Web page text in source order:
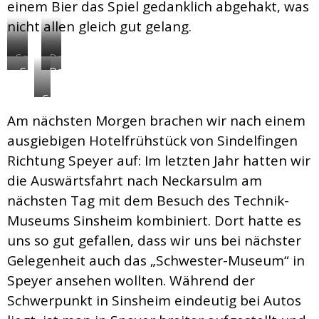
einem Bier das Spiel gedanklich abgehakt, was
nicht allen gleich gut gelang.
Seenotrettungskreuzer
„John
Das
„U9“
„Sean
Kelley“
–
Schiff
der
Kelley
Family
Da
„fliegt“
sie,
die
747
Space-
Shuttle
„Buran“
Am nächsten Morgen brachen wir nach einem
ausgiebigen Hotelfrühstück von Sindelfingen
Richtung Speyer auf: Im letzten Jahr hatten wir
die Auswärtsfahrt nach Neckarsulm am
nächsten Tag mit dem Besuch des Technik-
Museums Sinsheim kombiniert. Dort hatte es
uns so gut gefallen, dass wir uns bei nächster
Gelegenheit auch das „Schwester-Museum“ in
Speyer ansehen wollten. Während der
Schwerpunkt in Sinsheim eindeutig bei Autos